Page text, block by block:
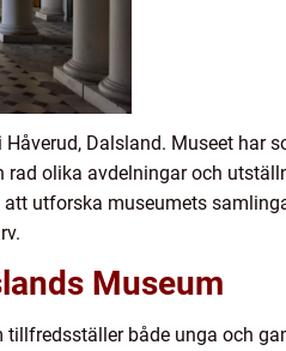
Dalsland. Museet har
olika avdelningar och
utforska museumets
Museum
både unga och